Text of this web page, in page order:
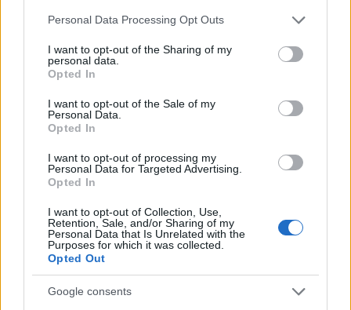
Please note that this website/app uses one or more Google
not limited to your visit or usage behaviour. You may click to
grant or deny consent to Google and its third-party tags to
use your data for below specified purposes in below Google
consent section.
Personal Data Processing Opt Outs
I want to opt-out of the Sharing of my
personal data.
Opted In
I want to opt-out of the Sale of my
Personal Data.
Opted In
I want to opt-out of processing my
Personal Data for Targeted Advertising.
Opted In
I want to opt-out of Collection, Use,
Retention, Sale, and/or Sharing of my
Personal Data that Is Unrelated with the
Purposes for which it was collected.
Opted Out
Google consents
startup napoletana in un incontro al Centro
pro-innovazione nel settore fintech. Analista
fintech, porta un dettaglio biografico:
assistito a Napoli.